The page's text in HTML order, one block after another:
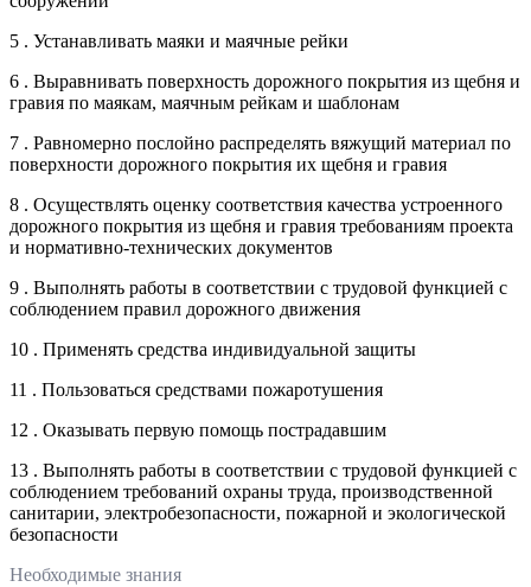
5 . Устанавливать маяки и маячные рейки
6 . Выравнивать поверхность дорожного покрытия из щебня и
гравия по маякам, маячным рейкам и шаблонам
7 . Равномерно послойно распределять вяжущий материал по
поверхности дорожного покрытия их щебня и гравия
8 . Осуществлять оценку соответствия качества устроенного
дорожного покрытия из щебня и гравия требованиям проекта
и нормативно-технических документов
9 . Выполнять работы в соответствии с трудовой функцией с
соблюдением правил дорожного движения
10 . Применять средства индивидуальной защиты
11 . Пользоваться средствами пожаротушения
12 . Оказывать первую помощь пострадавшим
13 . Выполнять работы в соответствии с трудовой функцией с
соблюдением требований охраны труда, производственной
санитарии, электробезопасности, пожарной и экологической
безопасности
Необходимые знания